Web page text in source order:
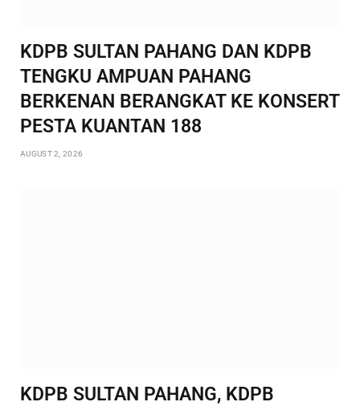
KDPB SULTAN PAHANG DAN KDPB
TENGKU AMPUAN PAHANG
BERKENAN BERANGKAT KE KONSERT
PESTA KUANTAN 188
AUGUST 2, 2026
KDPB SULTAN PAHANG, KDPB